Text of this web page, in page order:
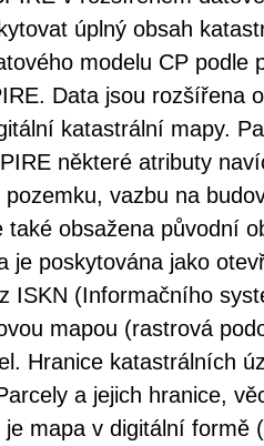
úplný obsah
modelu CP podle
Data jsou rozšířena
katastrální mapy.
některé atributy
vazbu na
také obsažena původní
je poskytována jako
ISKN (Informačního
mapou (rastrová
Hranice katastrálních
a jejich hranice,
mapa v digitální formě